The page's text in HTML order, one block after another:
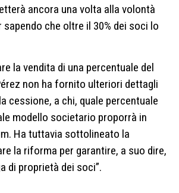
ancora una volta alla volontà
che oltre il 30% dei soci lo
la vendita di una percentuale del
non ha fornito ulteriori dettagli
cessione, a chi, quale percentuale
modello societario proporrà in
Ha tuttavia sottolineato la
la riforma per garantire, a suo dire,
di proprietà dei soci”.